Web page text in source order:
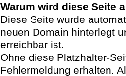
Warum wird diese Seite
Diese Seite wurde
neuen Domain hinterlegt
erreichbar ist.
Ohne diese Platzhalter-
Fehlermeldung erhalten.